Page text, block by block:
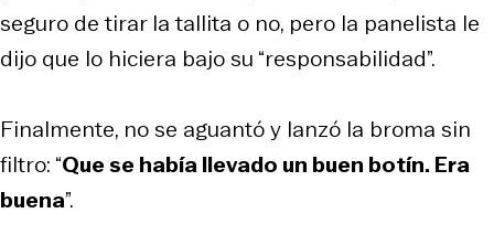
seguro de tirar la tallita o no, pero la panelista le
dijo que lo hiciera bajo su “responsabilidad”.
Finalmente, no se aguantó y lanzó la broma sin
filtro: “Que se había llevado un buen botín. Era
buena”.